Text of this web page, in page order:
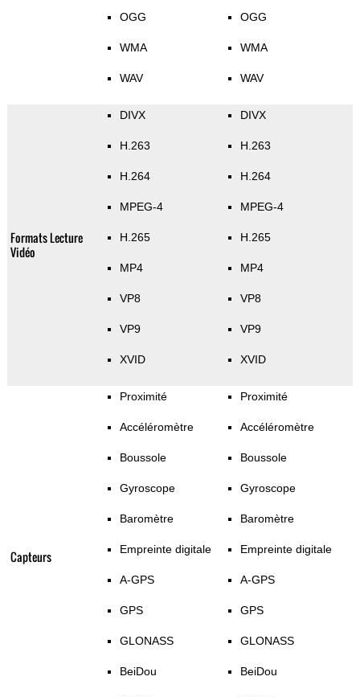
OGG
WMA
WAV
OGG
WMA
WAV
Formats Lecture
Vidéo
DIVX
H.263
H.264
MPEG-4
H.265
MP4
VP8
VP9
XVID
DIVX
H.263
H.264
MPEG-4
H.265
MP4
VP8
VP9
XVID
Capteurs
Proximité
Accéléromètre
Boussole
Gyroscope
Baromètre
Empreinte digitale
A-GPS
GPS
GLONASS
BeiDou
Proximité
Accéléromètre
Boussole
Gyroscope
Baromètre
Empreinte digitale
A-GPS
GPS
GLONASS
BeiDou